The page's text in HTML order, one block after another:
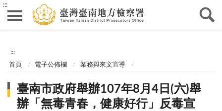
:::
:::
首頁 電子公佈欄 業務與來文宣導
臺南市政府舉辦107年8月4日(六)舉
辦「無毒青春，健康好行」反毒宣